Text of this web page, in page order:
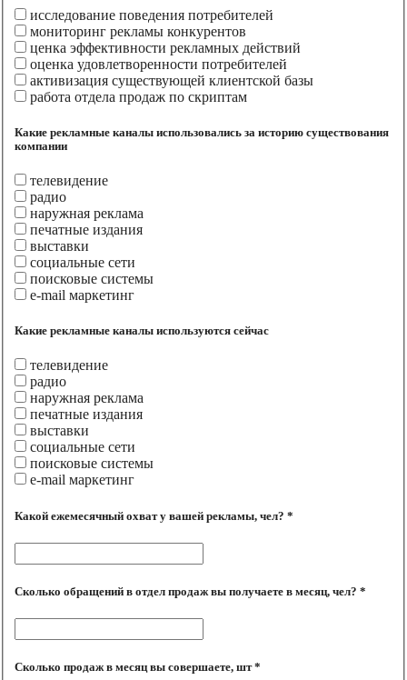
исследование поведения потребителей
мониторинг рекламы конкурентов
ценка эффективности рекламных действий
оценка удовлетворенности потребителей
активизация существующей клиентской базы
работа отдела продаж по скриптам
Какие рекламные каналы использовались за историю существования
компании
телевидение
радио
наружная реклама
печатные издания
выставки
социальные сети
поисковые системы
e-mail маркетинг
Какие рекламные каналы используются сейчас
телевидение
радио
наружная реклама
печатные издания
выставки
социальные сети
поисковые системы
e-mail маркетинг
Какой ежемесячный охват у вашей рекламы, чел? *
Сколько обращений в отдел продаж вы получаете в месяц, чел? *
Сколько продаж в месяц вы совершаете, шт *